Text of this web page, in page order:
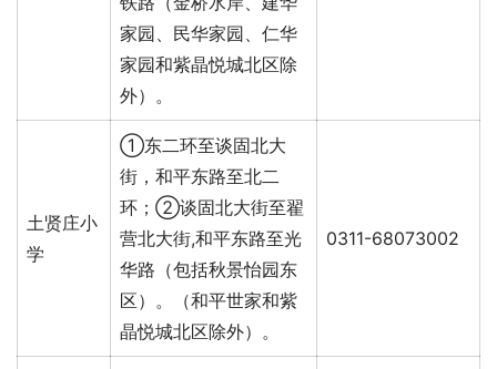
家园、民华家园、仁华
家园和紫晶悦城北区除
外）。
土贤庄小
学
①东二环至谈固北大
街，和平东路至北二
环；②谈固北大街至翟
营北大街,和平东路至光
华路（包括秋景怡园东
区）。（和平世家和紫
晶悦城北区除外）。
0311-68073002